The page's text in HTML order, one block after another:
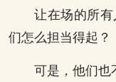
让在场的所
们怎么担当得起？
可是，他们也